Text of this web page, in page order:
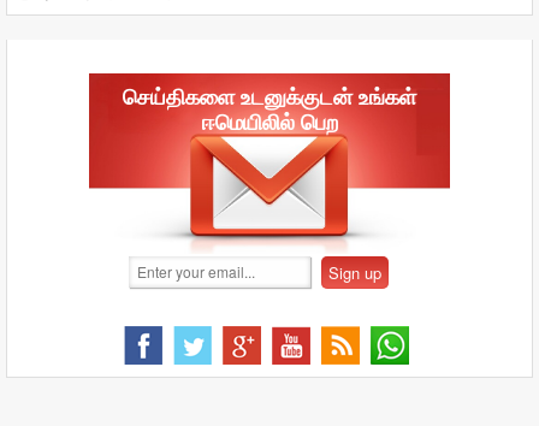
செய்திகளை உடனுக்குடன் உங்கள்
ஈமெயிலில் பெற